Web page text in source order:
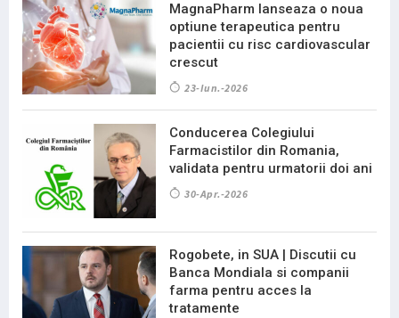
MagnaPharm lanseaza o noua
optiune terapeutica pentru
pacientii cu risc cardiovascular
crescut
23-Iun.-2026
Conducerea Colegiului
Farmacistilor din Romania,
validata pentru urmatorii doi ani
30-Apr.-2026
Rogobete, in SUA | Discutii cu
Banca Mondiala si companii
farma pentru acces la
tratamente